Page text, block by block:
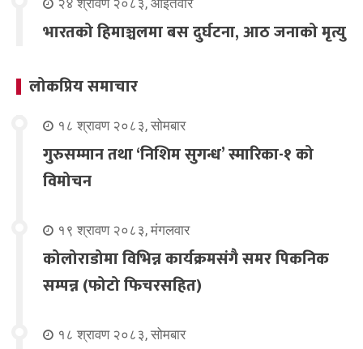
२४ श्रावण २०८३, आईतवार
भारतको हिमाञ्चलमा बस दुर्घटना, आठ जनाको मृत्यु
लोकप्रिय समाचार
१८ श्रावण २०८३, सोमबार
गुरुसम्मान तथा ‘निशिम सुगन्ध’ स्मारिका-१ को
विमोचन
१९ श्रावण २०८३, मंगलवार
कोलोराडोमा विभिन्न कार्यक्रमसंगै समर पिकनिक
सम्पन्न (फोटो फिचरसहित)
१८ श्रावण २०८३, सोमबार